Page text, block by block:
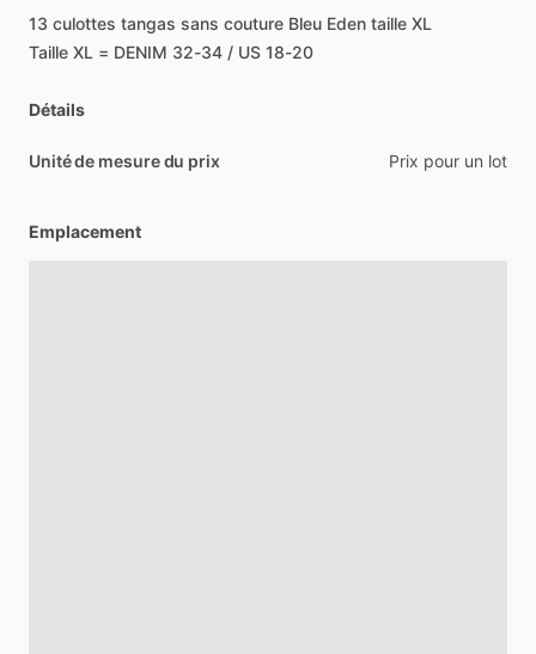
13 culottes tangas sans couture Bleu Eden taille XL
Taille XL = DENIM 32-34 ​/​ US 18-20
Détails
Unité de mesure du prix Prix pour un lot
Emplacement